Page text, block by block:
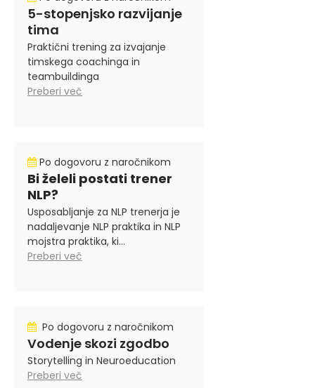
5-stopenjsko razvijanje
tima
Praktični trening za izvajanje
timskega coachinga in
teambuildinga
Preberi več
Po dogovoru z naročnikom
Bi želeli postati trener
NLP?
Usposabljanje za NLP trenerja je
nadaljevanje NLP praktika in NLP
mojstra praktika, ki...
Preberi več
Po dogovoru z naročnikom
Vodenje skozi zgodbo
Storytelling in Neuroeducation
Preberi več